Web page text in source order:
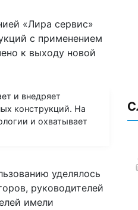
«Лира сервис»
с применением
к выходу новой
и внедряет
конструкций. На
и охватывает
уделялось
руководителей
имели